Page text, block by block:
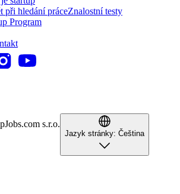
při hledání práceZnalostní testy
Program
s.r.o.
Jazyk stránky: Čeština